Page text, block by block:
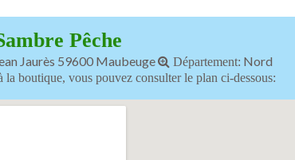
Pêche
Jaurès 59600 Maubeuge Département: Nord
la boutique, vous pouvez consulter le plan ci-dessous: